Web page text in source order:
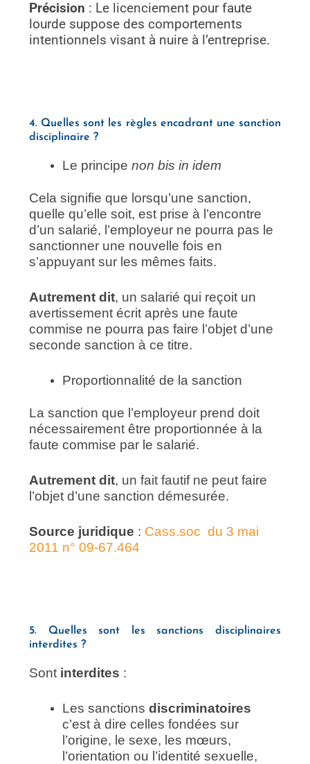
Précision : Le licenciement pour faute
lourde suppose des comportements
intentionnels visant à nuire à l’entreprise.
4. Quelles sont les règles encadrant une sanction
disciplinaire ?
Le principenon bis in idem
Cela signifie que lorsqu’une sanction,
quelle qu’elle soit, est prise à l’encontre
d’un salarié, l’employeur ne pourra pas le
sanctionner une nouvelle fois en
s’appuyant sur les mêmes faits.
Autrement dit, un salarié qui reçoit un
avertissement écrit après une faute
commise ne pourra pas faire l’objet d’une
seconde sanction à ce titre.
Proportionnalité de la sanction
La sanction que l’employeur prend doit
nécessairement être proportionnée à la
faute commise par le salarié.
Autrement dit, un fait fautif ne peut faire
l’objet d’une sanction démesurée.
Source juridique : Cass.soc du 3 mai
2011 n° 09-67.464
5. Quelles sont les sanctions disciplinaires
interdites ?
Sont interdites :
Les sanctions discriminatoires
c’est à dire celles fondées sur
l’origine, le sexe, les mœurs,
l’orientation ou l’identité sexuelle,